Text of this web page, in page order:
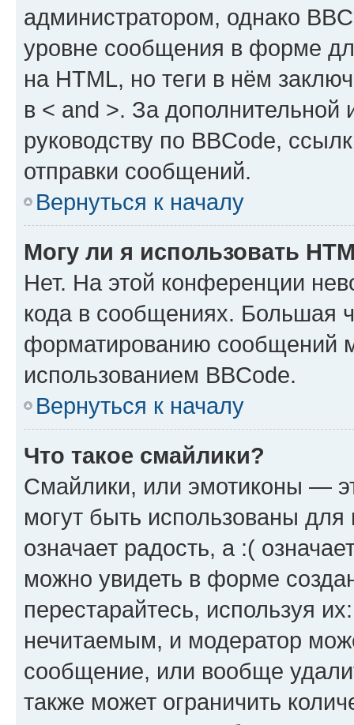
администратором, однако
уровне сообщения в форме
на HTML, но теги в нём
в < and >. За
руководству по BBCode,
отправки сообщений.
Вернуться к началу
Могу ли я использовать
Нет. На этой конференции
кода в сообщениях. Большая
форматированию сообщений
использованием BBCode.
Вернуться к началу
Что такое смайлики?
Смайлики, или эмотиконы —
могут быть использованы
означает радость, а :(
можно увидеть в форме
перестарайтесь, используя
нечитаемым, и модератор
сообщение, или вообще
также может ограничить